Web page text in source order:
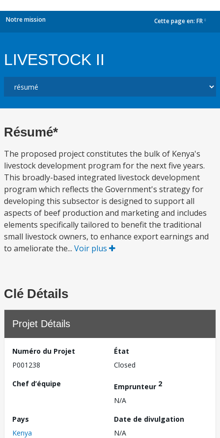
Notre mission Cette page en: FR
LIVESTOCK II
Résumé*
The proposed project constitutes the bulk of Kenya's
livestock development program for the next five years.
This broadly-based integrated livestock development
program which reflects the Government's strategy for
developing this subsector is designed to support all
aspects of beef production and marketing and includes
elements specifically tailored to benefit the traditional
small livestock owners, to enhance export earnings and
to ameliorate the... Voir plus
Clé Détails
Projet Détails
Numéro du Projet
P001238
État
Closed
Chef d’équipe
Emprunteur 2
N/A
Pays
Kenya
Date de divulgation
N/A